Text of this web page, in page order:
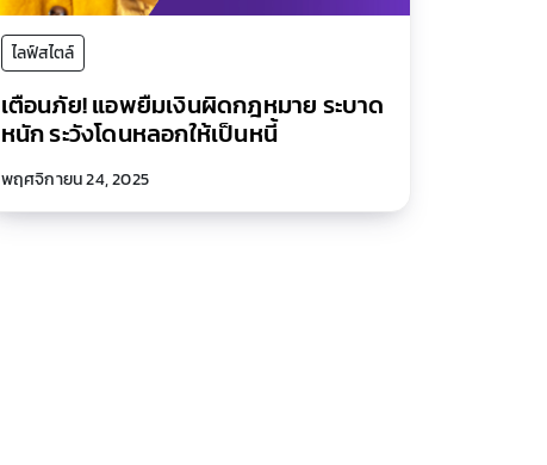
ไลฟ์สไตล์
เตือนภัย! แอพยืมเงินผิดกฎหมาย ระบาด
หนัก ระวังโดนหลอกให้เป็นหนี้
พฤศจิกายน 24, 2025